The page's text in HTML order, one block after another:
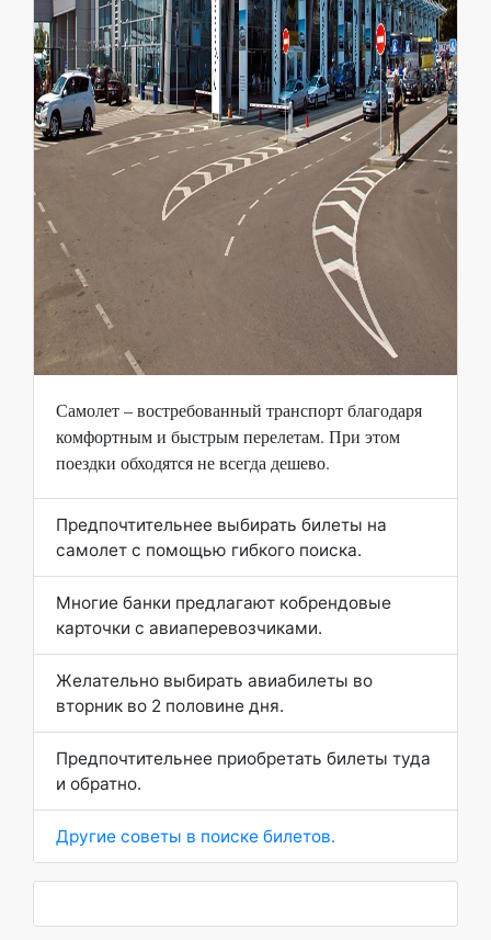
Самолет – востребованный транспорт благодаря
комфортным и быстрым перелетам. При этом
поездки обходятся не всегда дешево.
Предпочтительнее выбирать билеты на
самолет с помощью гибкого поиска.
Многие банки предлагают кобрендовые
карточки с авиаперевозчиками.
Желательно выбирать авиабилеты во
вторник во 2 половине дня.
Предпочтительнее приобретать билеты туда
и обратно.
Другие советы в поиске билетов.